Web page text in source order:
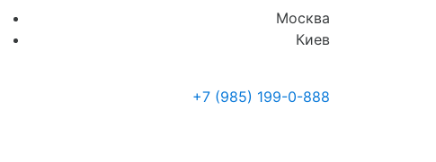
Москва
Киев
+7 (985) 199-0-888